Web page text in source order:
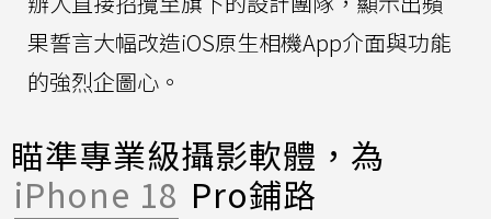
果誓言大幅改造iOS原生相機App介面與功能
的強烈企圖心。
瞄準專業級攝影軟體，為
iPhone 18 Pro鋪路